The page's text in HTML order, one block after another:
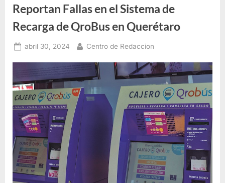
Reportan Fallas en el Sistema de
Recarga de QroBus en Querétaro
Posted
abril 30, 2024 By
Centro de Redaccion